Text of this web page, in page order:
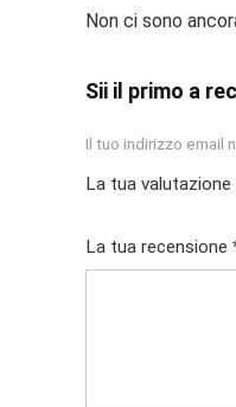
Non ci sono
Sii il primo a
Il tuo indirizzo email
La tua valutazione
La tua recensione